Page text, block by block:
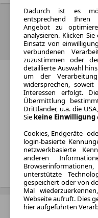
Neue
Wähle ein Modell und
Dadurch ist es
entsprechend Ihren
Angebot zu
analysieren. Klicken
Einsatz von
verbundenen
zuzustimmen oder
detaillierte Auswahl
um der
widersprechen,
Interessen erfolgt.
Übermittlung
Drittländer, u.a. die
Sie keine Einwilligung
Cookies, Endgeräte-
login-basierte
netzwerkbasierte
anderen
unterstützte
gespeichert oder von
Mal
Webseite aufruft. Dies
hier aufgeführten